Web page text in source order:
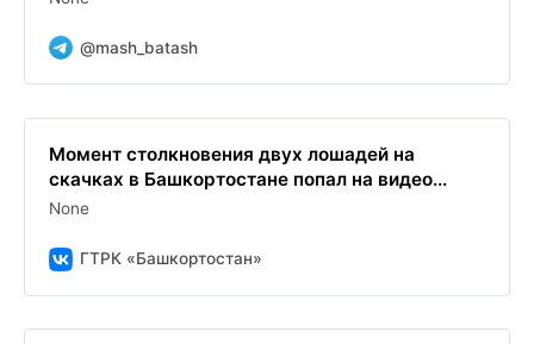
@mash_batash
Момент столкновения двух лошадей на
скачках в Башкортостане попал на видео...
None
ГТРК «Башкортостан»